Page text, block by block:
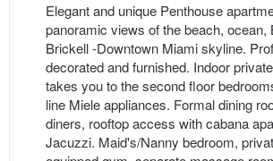
Elegant and unique Penthouse
panoramic views of the beach, ocean,
Brickell -Downtown Miami skyline.
decorated and furnished. Indoor
takes you to the second floor
line Miele appliances. Formal dining
diners, rooftop access with cabana
Jacuzzi. Maid's/Nanny bedroom,